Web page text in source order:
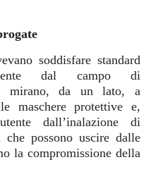
soddisfare standard
dal campo di
mirano, da un lato, a
maschere protettive e,
dall’inalazione di
possono uscire dalle
la compromissione della